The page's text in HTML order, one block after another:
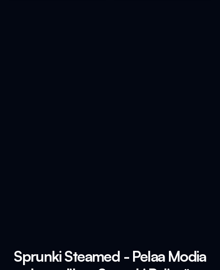
Sprunki Steamed - Pelaa Modia